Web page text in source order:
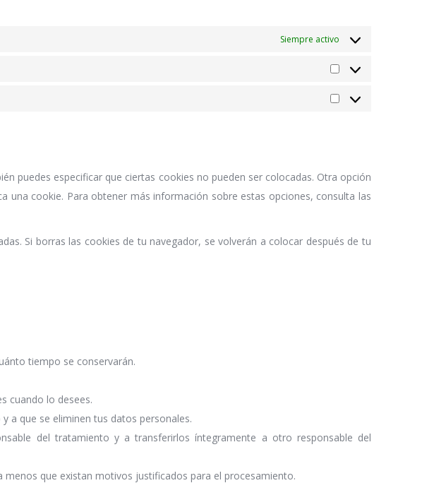
Siempre activo
puedes especificar que ciertas cookies no pueden ser colocadas. Otra opción
una cookie. Para obtener más información sobre estas opciones, consulta las
Si borras las cookies de tu navegador, se volverán a colocar después de tu
tiempo se conservarán.
cuando lo desees.
a que se eliminen tus datos personales.
del tratamiento y a transferirlos íntegramente a otro responsable del
que existan motivos justificados para el procesamiento.